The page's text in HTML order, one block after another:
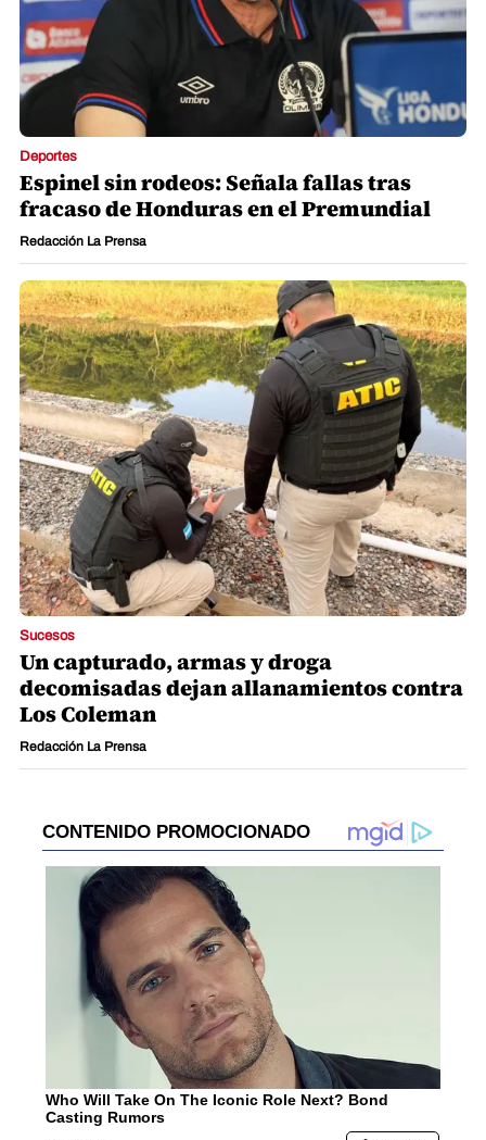
Deportes
Espinel sin rodeos: Señala fallas tras
fracaso de Honduras en el Premundial
Redacción La Prensa
Sucesos
Un capturado, armas y droga
decomisadas dejan allanamientos contra
Los Coleman
Redacción La Prensa